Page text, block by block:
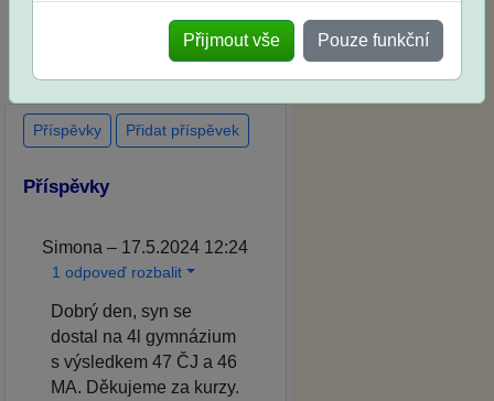
po skutečných přijímacích
zkouškách
Přijmout vše Pouze funkční
Příspěvky Přidat příspěvek
Příspěvky
Simona – 17.5.2024 12:24
1 odpoveď rozbalit
Dobrý den, syn se
dostal na 4l gymnázium
s výsledkem 47 ČJ a 46
MA. Děkujeme za kurzy.